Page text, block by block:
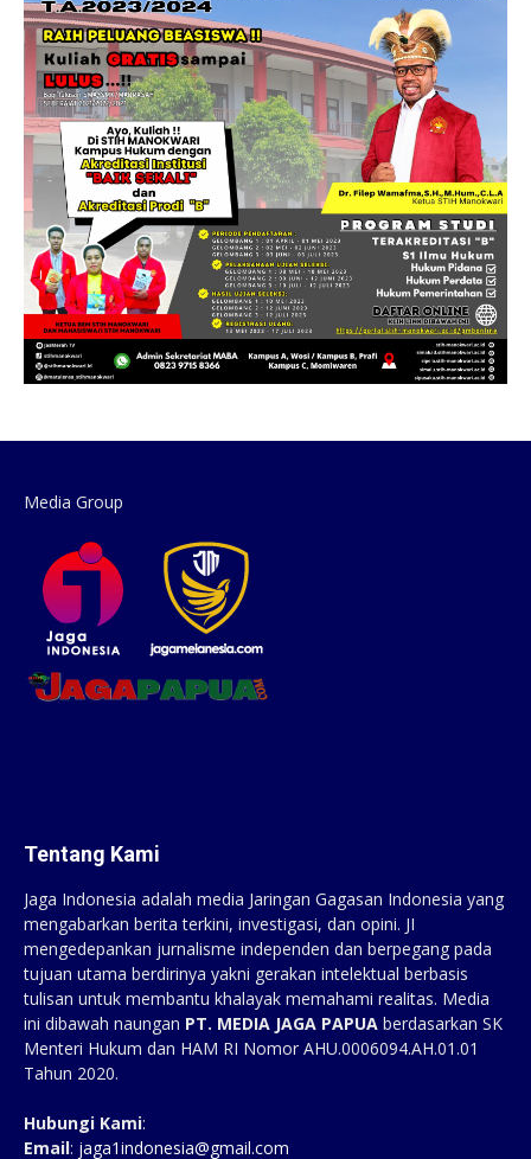
Media Group
Tentang Kami
Jaga Indonesia adalah media Jaringan Gagasan Indonesia yang
mengabarkan berita terkini, investigasi, dan opini. JI
mengedepankan jurnalisme independen dan berpegang pada
tujuan utama berdirinya yakni gerakan intelektual berbasis
tulisan untuk membantu khalayak memahami realitas. Media
ini dibawah naungan PT. MEDIA JAGA PAPUA berdasarkan SK
Menteri Hukum dan HAM RI Nomor AHU.0006094.AH.01.01
Tahun 2020.
Hubungi Kami:
Email: jaga1indonesia@gmail.com